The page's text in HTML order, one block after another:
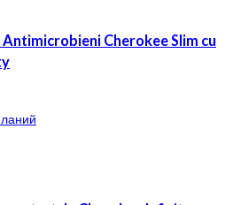
Cherokee Slim cu